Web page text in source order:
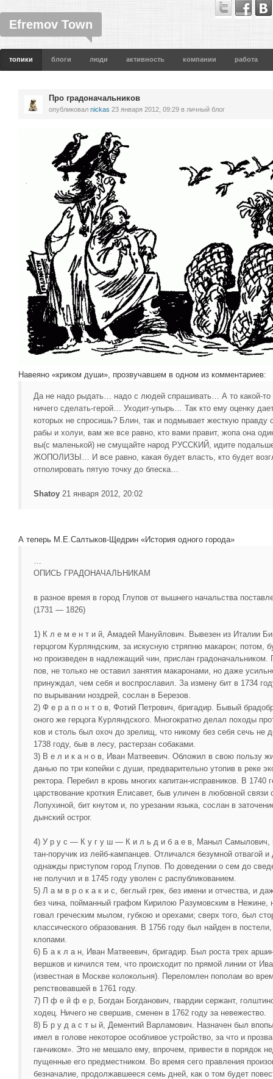
Efremov Town
топики блоги люди активность компании работа
Про градоначальников
опубликовал nickas 23 января 2012, 09:29 в личный блог
Навеяно «криком души», прозвучавшем в одном из комментариев:
Да не надо рыдать… надо с людей спрашивать… А то какой-
ничего сделать-герой… Уходит-упырь… Так кто ему оценку
которых не спросишь? Блин, так и подмывает жесткую
рабы и холуи, вам же все равно, кто вами правит, жопа она
вы(с маленькой) не смущайте народ РУССКИЙ, идите
ЖОПОЛИЗЫ… И все равно, какая будет власть, кто будет
отполировать пятую точку до блеска…
Shatoy 21 января 2012, 20:02
А теперь М.Е.Салтыков-Щедрин «История одного города»
…
ОПИСЬ ГРАДОНАЧАЛЬНИКАМ
в разное время в город Глупов от вышнего начальства
(1731 — 1826)
1) К л е м е н т и й, Амадей Мануйлович. Вывезен из Италии
герцогом Курляндским, за искусную стряпню макарон; потом,
но произведен в надлежащий чин, прислан градоначальником.
пов, не только не оставил занятия макаронами, но даже
принуждал, чем себя и воспрославил. За измену бит в 1734
по вырывании ноздрей, сослан в Березов.
2) Ф е р а п о н т о в, Фотий Петрович, бригадир. Бывый
оного же герцога Курляндского. Многократно делал походы
ков и столь был охоч до зрелищ, что никому без себя сечь не
1738 году, быв в лесу, растерзан собаками.
3) В е л и к а н о в, Иван Матвеевич. Обложил в свою пользу
данью по три копейки с души, предварительно утопив в реке
ректора. Перебил в кровь многих капитан-исправников. В 1740
царствование кроткия Елисавет, быв уличен в любовной связи
Лопухиной, бит кнутом и, по урезании языка, сослан в
дынский острог.
4) У р у с — К у г у ш — К и л ь д и б а е в, Маныл Самылович,
тан-поручик из лейб-кампанцев. Отличался безумной отвагой
однажды приступом город Глупов. По доведении о сем до
не получил и в 1745 году уволен с распубликованием.
5) Л а м в р о к а к и с, беглый грек, без имени и отчества, и
без чина, пойманный графом Кирилою Разумовским в Нежине,
говал греческим мылом, губкою и орехами; сверх того, был
классического образования. В 1756 году был найден в
клопами.
6) Б а к л а н, Иван Матвеевич, бригадир. Был роста трех
вершков и кичился тем, что происходит по прямой линии от
(известная в Москве колокольня). Переломлен пополам во
репствовавшей в 1761 году.
7) П ф е й ф е р, Богдан Богданович, гвардии сержант,
ходец. Ничего не свершив, сменен в 1762 году за невежество.
8) Б р у д а с т ы й, Дементий Варламович. Назначен был
имел в голове некоторое особливое устройство, за что и
ганчиком». Это не мешало ему, впрочем, привести в порядок
пущенные его предместником. Во время сего правления
безначалие, продолжавшееся семь дней, как о том будет